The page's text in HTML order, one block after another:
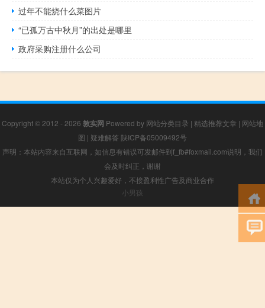
过年不能烧什么菜图片
“已孤万古中秋月”的出处是哪里
政府采购注册什么公司
Copyright © 2012 - 2026 敦实网 Powered by 网站分类目录 | 精选推荐文章 | 网站地
图 | 疑难解答 陕ICP备05009492号
声明：本站内容来自互联网，如信息有错误可发邮件到f_fb#foxmail.com说明，我们
会及时纠正，谢谢
本站仅为个人兴趣爱好，不接盈利性广告及商业合作
小男孩